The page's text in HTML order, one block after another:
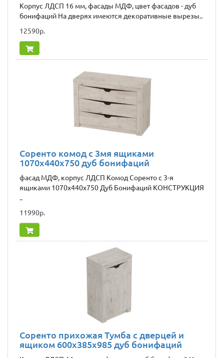
Корпус ЛДСП 16 мм, фасады МДФ, цвет фасадов - дуб
бонифаций На дверях имеются декоративные вырезы..
12590р.
Соренто комод с 3мя ящиками
1070х440х750 дуб бонифаций
фасад МДФ, корпус ЛДСП Комод Соренто c 3-я
ящиками 1070х440х750 Дуб Бонифаций КОНСТРУКЦИЯ
..
11990р.
Соренто прихожая Тумба с дверцей и
ящиком 600x385x985 дуб бонифаций